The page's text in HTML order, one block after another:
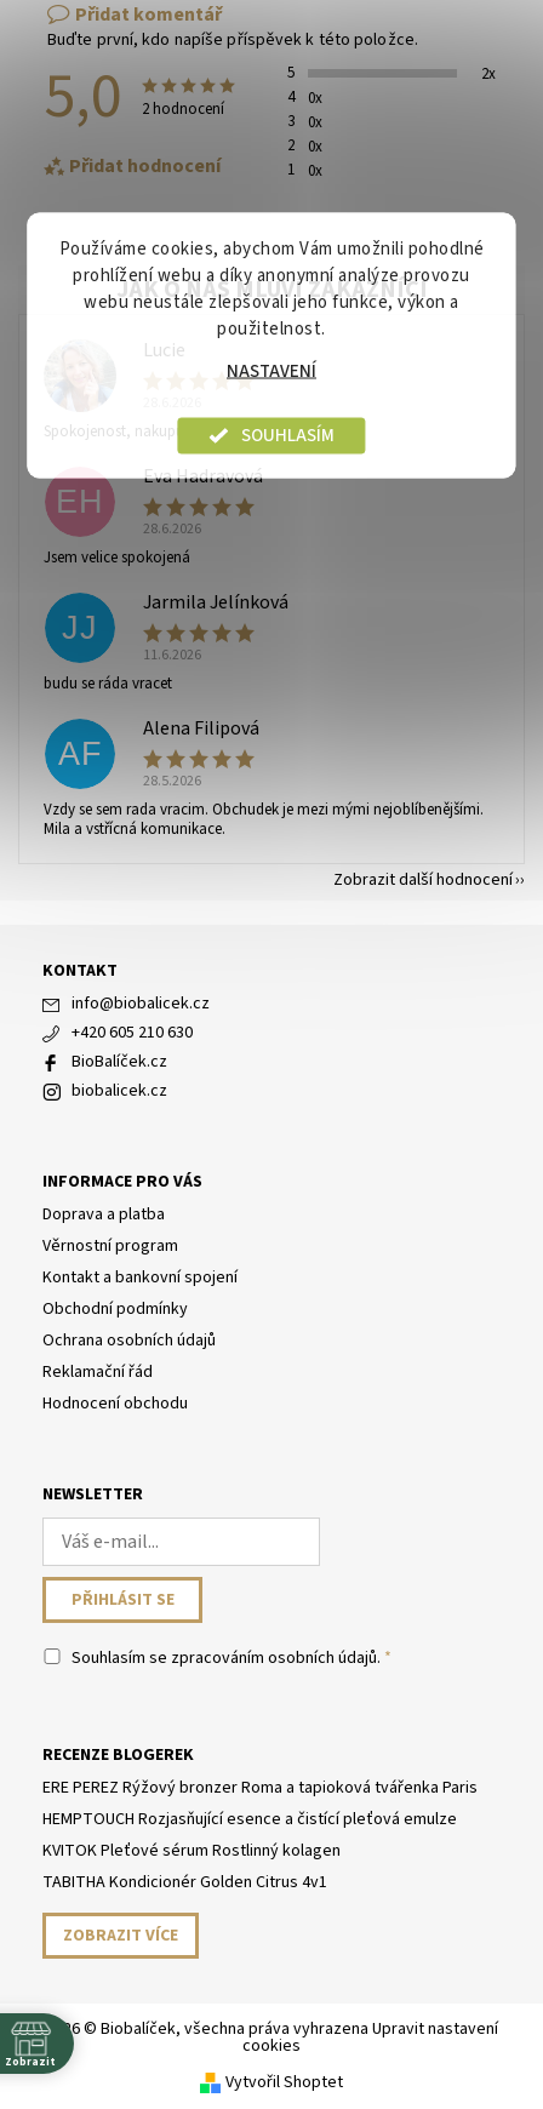
Přidat komentář
Buďte první, kdo napíše příspěvek k této položce.
5,0 2 hodnocení
Přidat hodnocení
5
2x
4
0x
3
0x
2
0x
1
0x
Vaše osobní údaje budou zpracovány dle
ochrany osobních údajů .
L
Lucie
Spokojenost, nakupuju zde pravidelně.
EH
Eva Hadravová
28.6.2026
Jsem velice spokojená
JJ
Jarmila Jelínková
11.6.2026
budu se ráda vracet
AF
Alena Filipová
28.5.2026
Vzdy se sem rada vracim. Obchudek je mezi mými nejoblíbenějšími.
Mila a vstřícná komunikace.
Zobrazit další hodnocení
KONTAKT
info@biobalicek.cz
+420 605 210 630
BioBalíček.cz
biobalicek.cz
INFORMACE PRO VÁS
Doprava a platba
Věrnostní program
Kontakt a bankovní spojení
Obchodní podmínky
Ochrana osobních údajů
Reklamační řád
Hodnocení obchodu
NEWSLETTER
Souhlasím se zpracováním osobních údajů.
RECENZE BLOGEREK
ERE PEREZ Rýžový bronzer Roma a tapioková tvářenka Paris
HEMPTOUCH Rozjasňující esence a čistící pleťová emulze
KVITOK Pleťové sérum Rostlinný kolagen
TABITHA Kondicionér Golden Citrus 4v1
ZOBRAZIT VÍCE
2026 © Biobalíček, všechna práva vyhrazena Upravit nastavení
cookies
Vytvořil Shoptet
Zobrazit
Používáme cookies, abychom Vám umožnili pohodlné
prohlížení webu a díky anonymní analýze provozu
webu neustále zlepšovali jeho funkce, výkon a
použitelnost.
NASTAVENÍ
SOUHLASÍM